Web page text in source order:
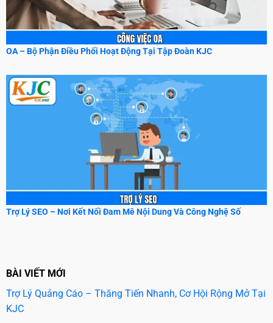
OA – Bộ Phận Điều Phối Hoạt Động Tại Tập Đoàn KJC
Trợ Lý SEO – Nơi Kết Nối Đam Mê Nội Dung Và Công Nghệ Số
BÀI VIẾT MỚI
Trợ Lý Quảng Cáo – Thăng Tiến Nhanh, Cơ Hội Rộng Mở Tại
KJC